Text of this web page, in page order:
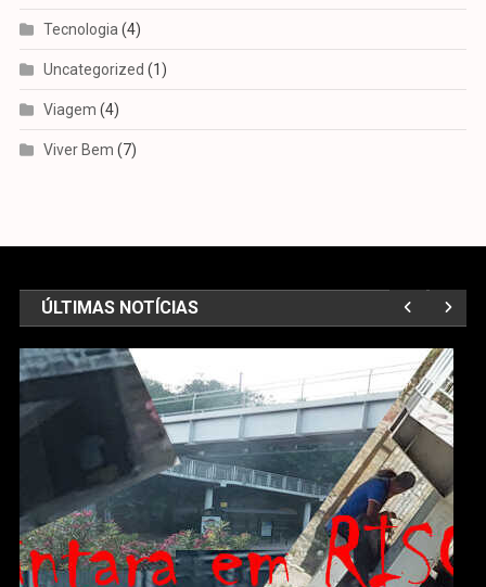
Tecnologia (4)
Uncategorized (1)
Viagem (4)
Viver Bem (7)
ÚLTIMAS NOTÍCIAS